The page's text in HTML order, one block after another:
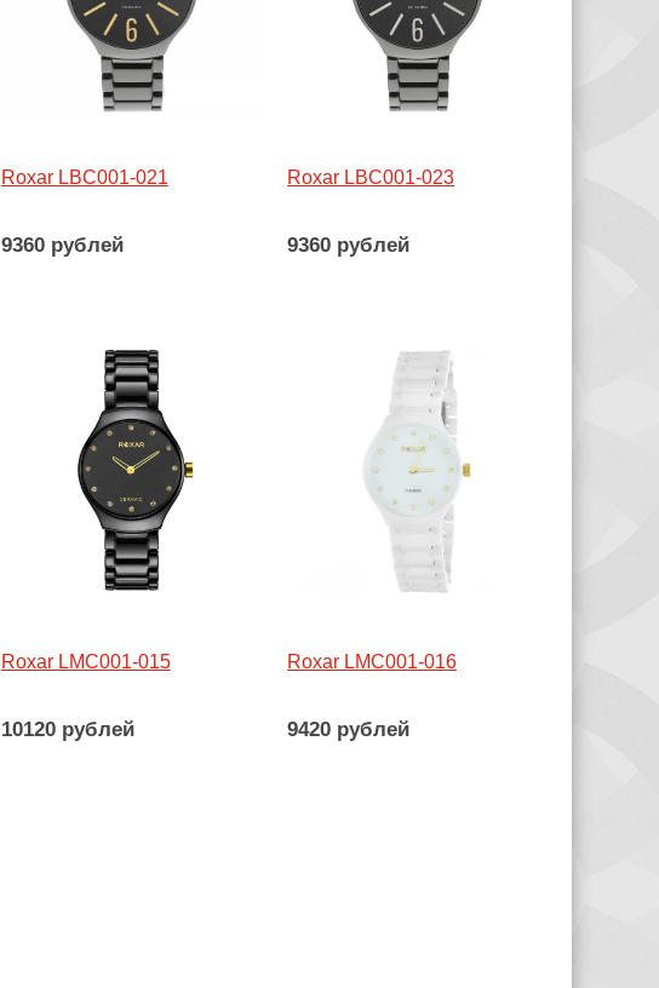
Roxar LBC001-021
9360 рублей
Roxar LBC001-023
9360 рублей
Roxar LMC001-015
10120 рублей
Roxar LMC001-016
9420 рублей